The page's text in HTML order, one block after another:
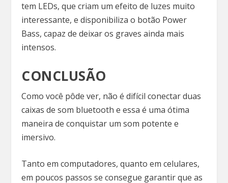
tem LEDs, que criam um efeito de luzes muito
interessante, e disponibiliza o botão Power
Bass, capaz de deixar os graves ainda mais
intensos.
CONCLUSÃO
Como você pôde ver, não é difícil conectar duas
caixas de som bluetooth e essa é uma ótima
maneira de conquistar um som potente e
imersivo.
Tanto em computadores, quanto em celulares,
em poucos passos se consegue garantir que as